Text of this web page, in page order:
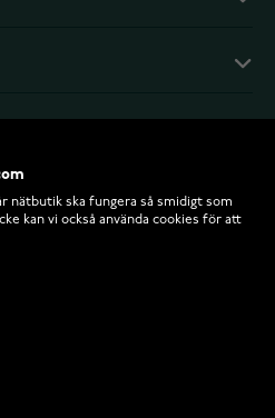
nätbutik ska fungera så smidigt som
kan vi också använda cookies för att